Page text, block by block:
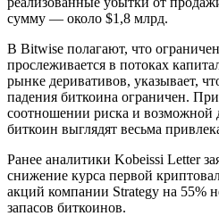
сумму — около $1,8 млрд.
В Bitwise полагают, что
прослеживается в потоках
рынке деривативов, указывает,
падения биткоина ограничен.
соотношении риска и возможной
биткоин выглядят весьма
Ранее аналитики Kobeissi Letter
снижение курса первой
акций компании Strategy на 55%
запасов биткоинов.